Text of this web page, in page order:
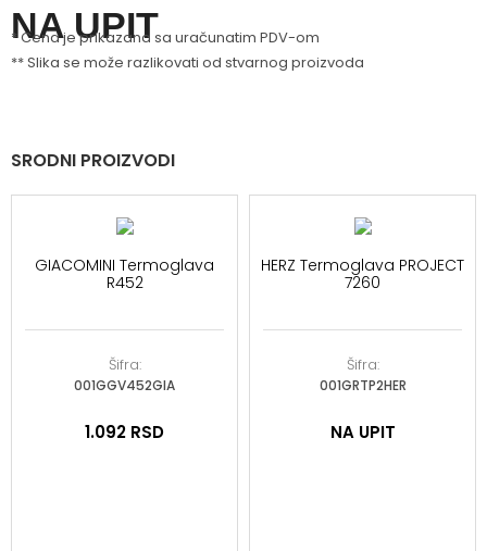
NA UPIT
* Cena je prikazana sa uračunatim PDV-om
** Slika se može razlikovati od stvarnog proizvoda
SRODNI PROIZVODI
GIACOMINI Termoglava
R452
Šifra:
001GGV452GIA
1.092 RSD
HERZ Termoglava PROJECT
7260
Šifra:
001GRTP2HER
NA UPIT